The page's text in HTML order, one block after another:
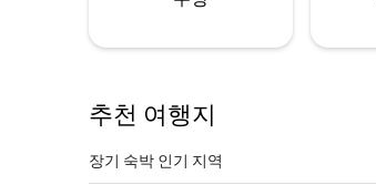
추천 여행지
장기 숙박 인기 지역